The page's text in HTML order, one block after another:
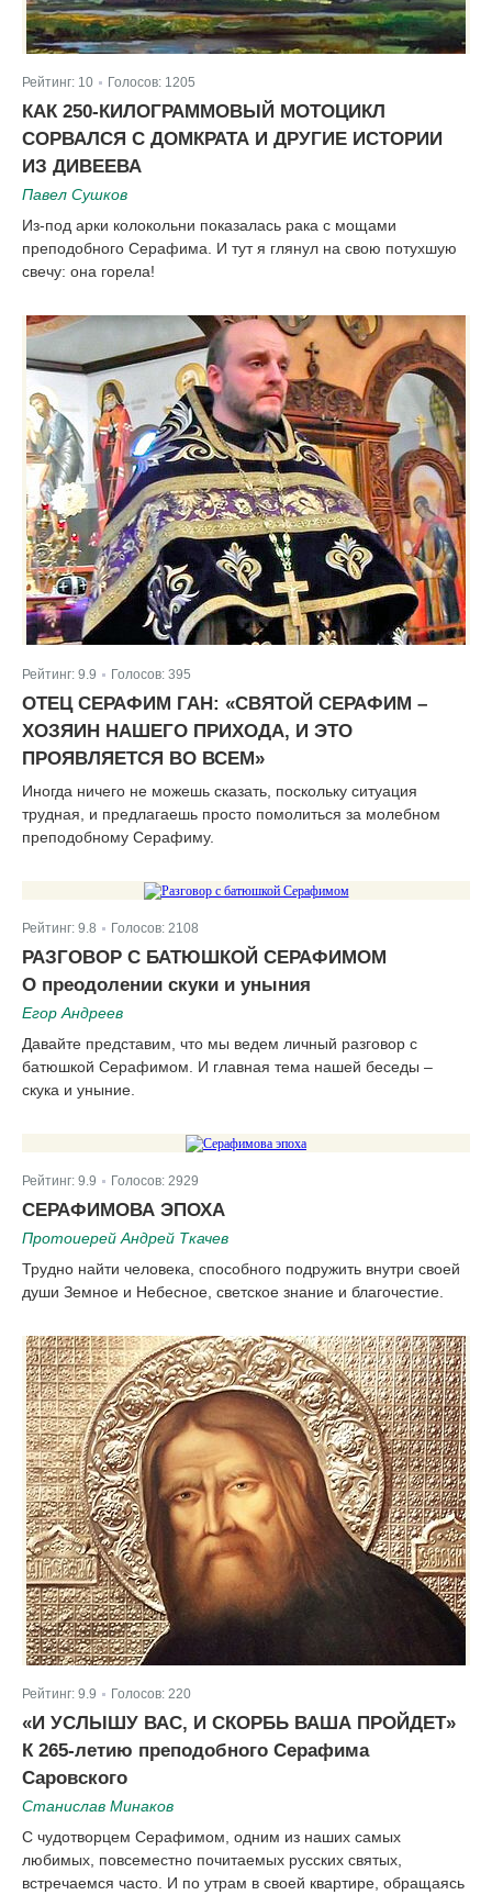
Рейтинг: 10 Голосов: 1205
КАК 250-КИЛОГРАММОВЫЙ МОТОЦИКЛ
СОРВАЛСЯ С ДОМКРАТА И ДРУГИЕ ИСТОРИИ
ИЗ ДИВЕЕВА
Павел Сушков
Из-под арки колокольни показалась рака с мощами
преподобного Серафима. И тут я глянул на свою потухшую
свечу: она горела!
Рейтинг: 9.9 Голосов: 395
ОТЕЦ СЕРАФИМ ГАН: «СВЯТОЙ СЕРАФИМ –
ХОЗЯИН НАШЕГО ПРИХОДА, И ЭТО
ПРОЯВЛЯЕТСЯ ВО ВСЕМ»
Иногда ничего не можешь сказать, поскольку ситуация
трудная, и предлагаешь просто помолиться за молебном
преподобному Серафиму.
Рейтинг: 9.8 Голосов: 2108
РАЗГОВОР С БАТЮШКОЙ СЕРАФИМОМ
О преодолении скуки и уныния
Егор Андреев
Давайте представим, что мы ведем личный разговор с
батюшкой Серафимом. И главная тема нашей беседы –
скука и уныние.
Рейтинг: 9.9 Голосов: 2929
СЕРАФИМОВА ЭПОХА
Протоиерей Андрей Ткачев
Трудно найти человека, способного подружить внутри своей
души Земное и Небесное, светское знание и благочестие.
Рейтинг: 9.9 Голосов: 220
«И УСЛЫШУ ВАС, И СКОРБЬ ВАША ПРОЙДЕТ»
К 265-летию преподобного Серафима
Саровского
Станислав Минаков
С чудотворцем Серафимом, одним из наших самых
любимых, повсеместно почитаемых русских святых,
встречаемся часто. И по утрам в своей квартире, обращаясь